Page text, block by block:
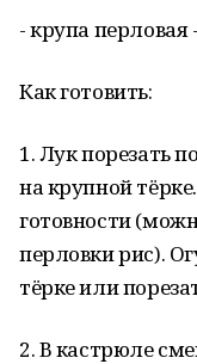
- крупа перловая
Как готовить:
1. Лук порезать
на крупной
готовности
перловки рис).
тёрке или
2. В кастрюле